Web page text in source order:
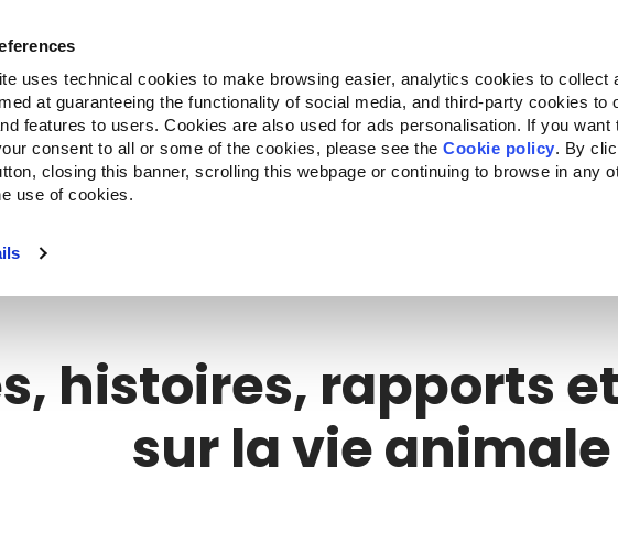
uses technical cookies to make browsing easier, analytics cookies to collect
at guaranteeing the functionality of social media, and third-party cookies to
features to users. Cookies are also used for ads personalisation. If you want
consent to all or some of the cookies, please see theCookie policy. By
closing this banner, scrolling this webpage or continuing to browse in any
use of cookies.
Produits Companion for Life L'appel à projets La marque
content specific to your location.
histoires, rapports
sur la vie animale